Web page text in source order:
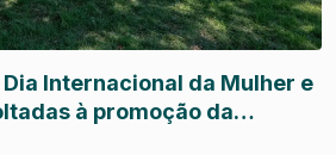
Internacional da Mulher e
da
de carreiras